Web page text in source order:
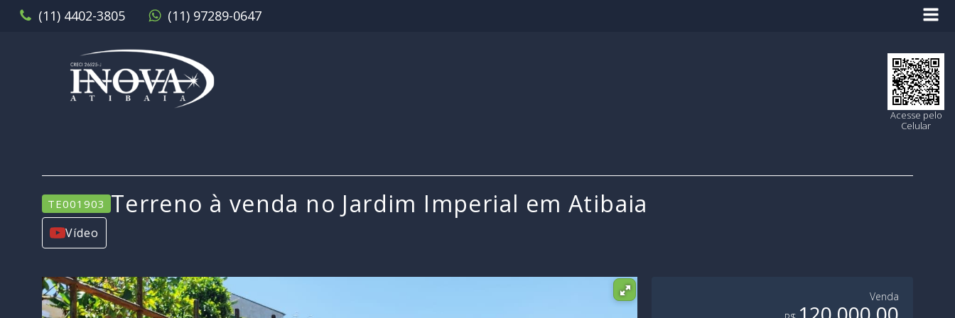
(11) 4402-3805 (11) 97289-0647
Acesse pelo
Celular
TE001903 Terreno à venda no Jardim Imperial em Atibaia
Vídeo
Venda